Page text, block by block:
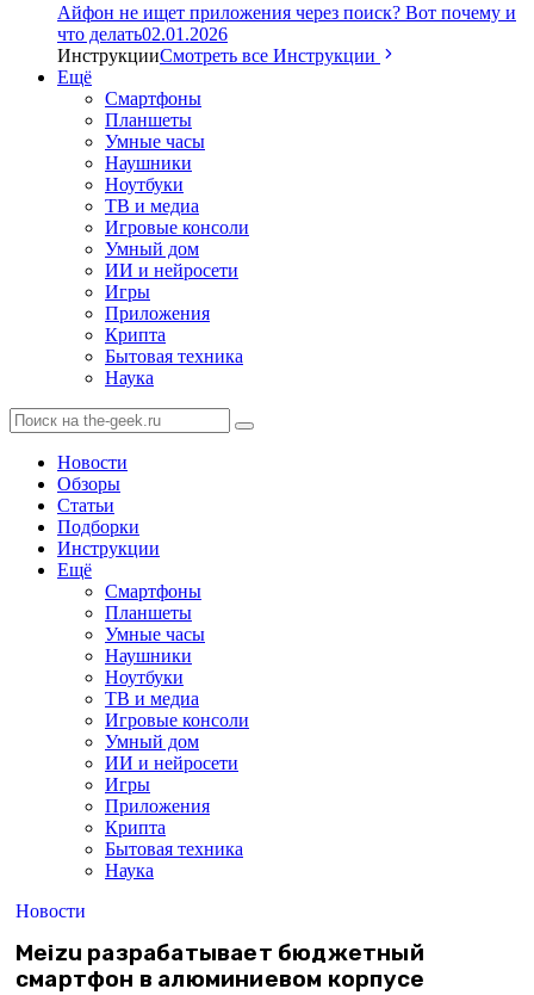
Айфон не ищет приложения через поиск? Вот почему и
что делать02.01.2026
ИнструкцииСмотреть все Инструкции
Ещё
Смартфоны
Планшеты
Умные часы
Наушники
Ноутбуки
ТВ и медиа
Игровые консоли
Умный дом
ИИ и нейросети
Игры
Приложения
Крипта
Бытовая техника
Наука
Новости
Обзоры
Статьи
Подборки
Инструкции
Ещё
Смартфоны
Планшеты
Умные часы
Наушники
Ноутбуки
ТВ и медиа
Игровые консоли
Умный дом
ИИ и нейросети
Игры
Приложения
Крипта
Бытовая техника
Наука
Новости
Meizu разрабатывает бюджетный
смартфон в алюминиевом корпусе